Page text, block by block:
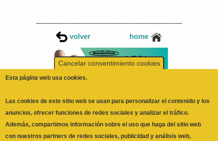
volver home
Cancelar consentimiento cookies
Esta página web usa cookies.
Las cookies de este sitio web se usan para personalizar el contenido y los
anuncios, ofrecer funciones de redes sociales y analizar el tráfico.
Además, compartimos información sobre el uso que haga del sitio web
con nuestros partners de redes sociales, publicidad y análisis web,